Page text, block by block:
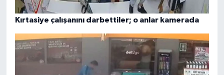
Kırtasiye çalışanını darbettiler; o anlar kamerada